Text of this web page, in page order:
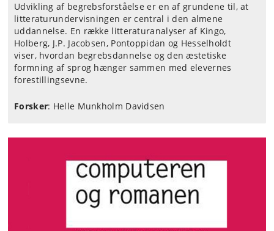
Udvikling af begrebsforståelse er en af grundene til, at
litteraturundervisningen er central i den almene
uddannelse. En række litteraturanalyser af Kingo,
Holberg, J.P. Jacobsen, Pontoppidan og Hesselholdt
viser, hvordan begrebsdannelse og den æstetiske
formning af sprog hænger sammen med elevernes
forestillingsevne.
Forsker: Helle Munkholm Davidsen